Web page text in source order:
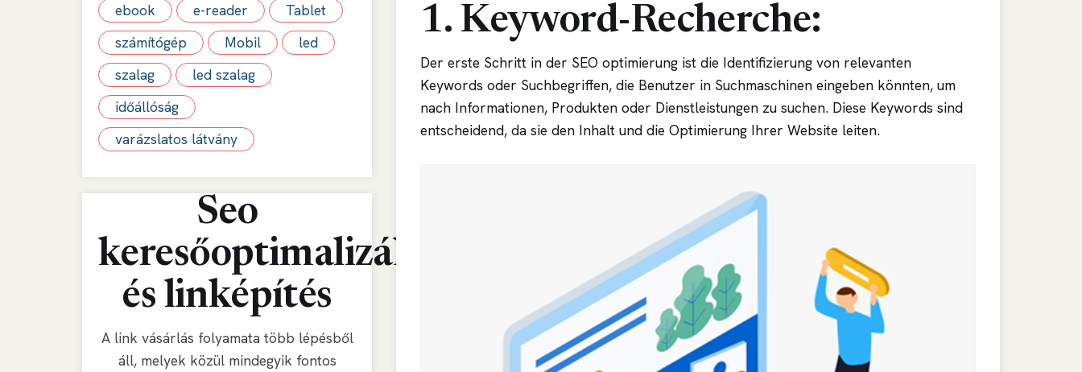
ebook e-reader
Tablet
számítógép
Mobil
led
szalag
led szalag
időállóság
varázslatos látvány
Seo
keresőoptimalizálás
és linképítés
A link vásárlás folyamata több lépésből
áll, melyek közül mindegyik fontos
1. Keyword-Recherche:
Der erste Schritt in der SEO optimierung ist die Identifizierung von relevanten
Keywords oder Suchbegriffen, die Benutzer in Suchmaschinen eingeben könnten, um
nach Informationen, Produkten oder Dienstleistungen zu suchen. Diese Keywords sind
entscheidend, da sie den Inhalt und die Optimierung Ihrer Website leiten.